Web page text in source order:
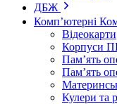
ДБЖ
Комп’ютерні
Відеокарти
Корпуси
Пам’ять
Пам’ять
Кулери та